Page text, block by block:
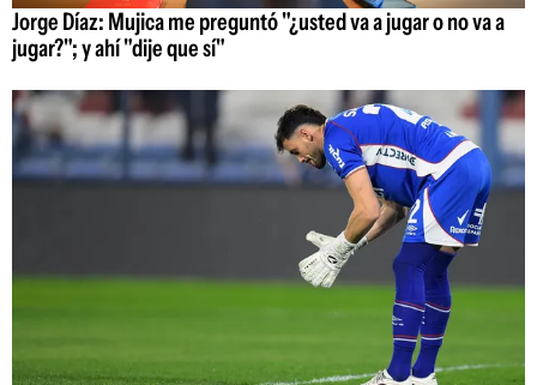
Jorge Díaz: Mujica me preguntó "¿usted va a jugar o no va a
jugar?"; y ahí "dije que sí"